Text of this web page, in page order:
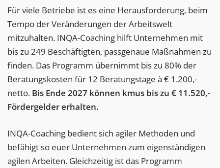
Für viele Betriebe ist es eine Herausforderung, beim
Tempo der Veränderungen der Arbeitswelt
mitzuhalten. INQA-Coaching hilft Unternehmen mit
bis zu 249 Beschäftigten, passgenaue Maßnahmen zu
finden. Das Programm übernimmt bis zu 80% der
Beratungskosten für 12 Beratungstage à € 1.200,-
netto. Bis Ende 2027 können kmus bis zu € 11.520,-
Fördergelder erhalten.
INQA-Coaching bedient sich agiler Methoden und
befähigt so euer Unternehmen zum eigenständigen
agilen Arbeiten. Gleichzeitig ist das Programm